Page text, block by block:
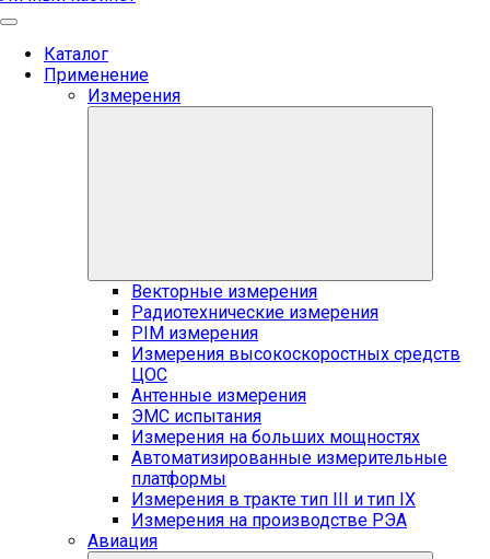
Каталог
Применение
Измерения
Векторные измерения
Радиотехнические измерения
PIM измерения
Измерения высокоскоростных средств
ЦОС
Антенные измерения
ЭМС испытания
Измерения на больших мощностях
Автоматизированные измерительные
платформы
Измерения в тракте тип III и тип IX
Измерения на производстве РЭА
Авиация